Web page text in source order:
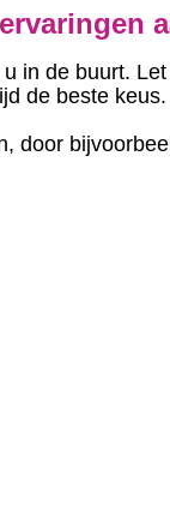
in de buurt.
de beste keus.
door